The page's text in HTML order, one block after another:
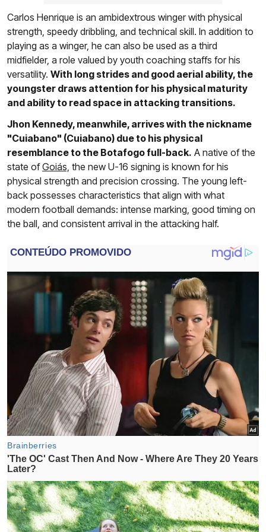
Carlos Henrique is an ambidextrous winger with physical
strength, speedy dribbling, and technical skill. In addition to
playing as a winger, he can also be used as a third
midfielder, a role valued by youth coaching staffs for his
versatility. With long strides and good aerial ability, the
youngster draws attention for his physical maturity
and ability to read space in attacking transitions.
Jhon Kennedy, meanwhile, arrives with the nickname
"Cuiabano" (Cuiabano) due to his physical
resemblance to the Botafogo full-back. A native of the
state ofGoiás, the new U-16 signing is known for his
physical strength and precision crossing. The young left-
back possesses characteristics that align with what
modern football demands: intense marking, good timing on
the ball, and consistent arrival in the attacking half.